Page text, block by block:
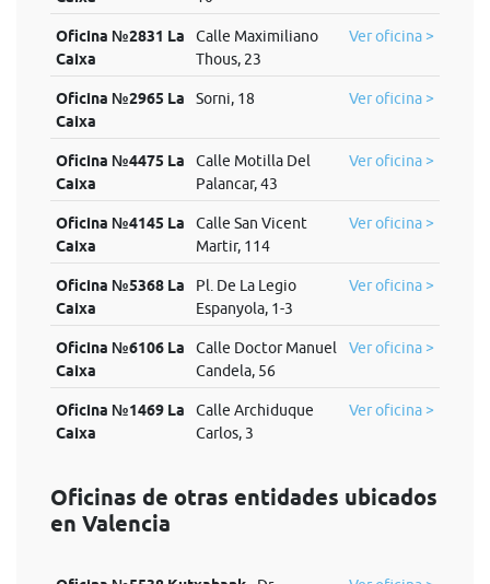
Oficina №2831 La
Caixa
Calle Maximiliano
Thous, 23
Ver oficina >
Oficina №2965 La
Caixa
Sorni, 18 Ver oficina >
Oficina №4475 La
Caixa
Calle Motilla Del
Palancar, 43
Ver oficina >
Oficina №4145 La
Caixa
Calle San Vicent
Martir, 114
Ver oficina >
Oficina №5368 La
Caixa
Pl. De La Legio
Espanyola, 1-3
Ver oficina >
Oficina №6106 La
Caixa
Calle Doctor Manuel
Candela, 56
Ver oficina >
Oficina №1469 La
Caixa
Calle Archiduque
Carlos, 3
Ver oficina >
Oficinas de otras entidades ubicados
en Valencia